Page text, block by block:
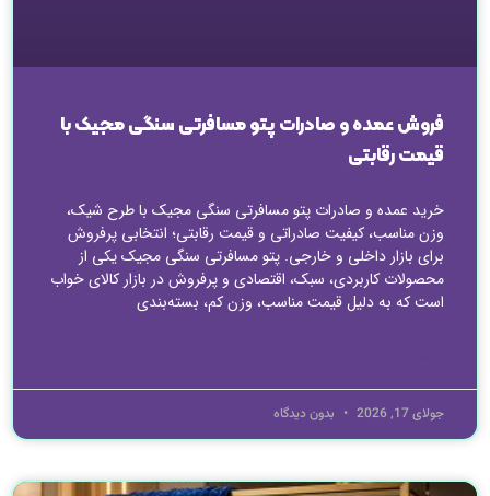
فروش عمده و صادرات پتو مسافرتی سنگی مجیک با
قیمت رقابتی
خرید عمده و صادرات پتو مسافرتی سنگی مجیک با طرح شیک،
وزن مناسب، کیفیت صادراتی و قیمت رقابتی؛ انتخابی پرفروش
برای بازار داخلی و خارجی. پتو مسافرتی سنگی مجیک یکی از
محصولات کاربردی، سبک، اقتصادی و پرفروش در بازار کالای خواب
است که به دلیل قیمت مناسب، وزن کم، بسته‌بندی
جولای 17, 2026 بدون دیدگاه